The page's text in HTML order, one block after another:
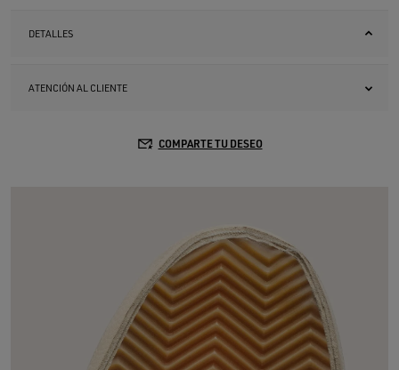
DETALLES
ATENCIÓN AL CLIENTE
COMPARTE TU DESEO